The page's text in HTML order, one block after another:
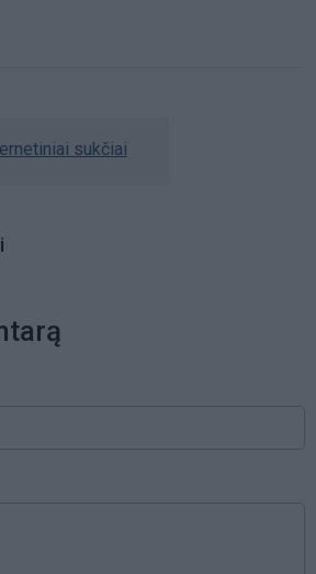
sukčiai